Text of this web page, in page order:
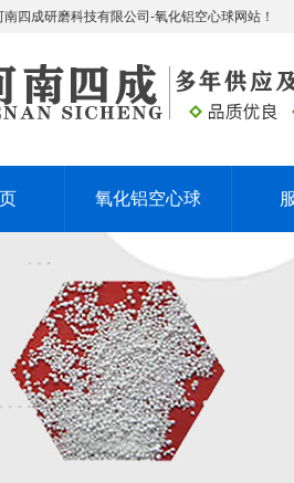
四成研磨科技有限公司-氧化铝空心球网站！
氧化铝空心球